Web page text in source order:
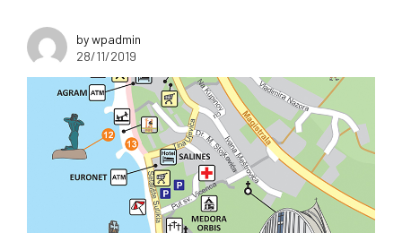
by wpadmin
28/11/2019